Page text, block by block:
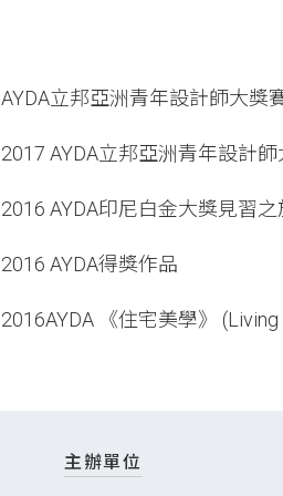
AYDA立邦亞洲青年設計師大獎
2017 AYDA立邦亞洲青年設計
2016 AYDA印尼白金大獎見習之
2016 AYDA得獎作品
2016AYDA 《住宅美學》
主辦單位